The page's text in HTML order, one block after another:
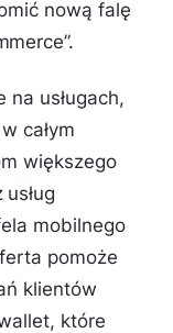
nową falę
na usługach,
całym
większego
mobilnego
pomoże
klientów
które